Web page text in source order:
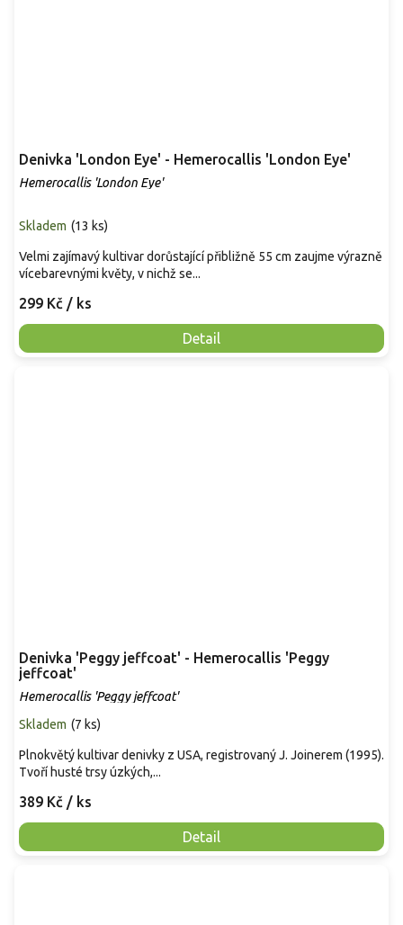
Denivka 'London Eye' - Hemerocallis 'London Eye'
Hemerocallis 'London Eye'
Skladem (13 ks)
299 Kč / ks
Detail
Velmi zajímavý kultivar dorůstající přibližně 55 cm zaujme výrazně
vícebarevnými květy, v nichž se...
Denivka 'Peggy jeffcoat' - Hemerocallis 'Peggy
jeffcoat'
Hemerocallis 'Peggy jeffcoat'
Skladem (7 ks)
389 Kč / ks
Detail
Plnokvětý kultivar denivky z USA, registrovaný J. Joinerem (1995).
Tvoří husté trsy úzkých,...